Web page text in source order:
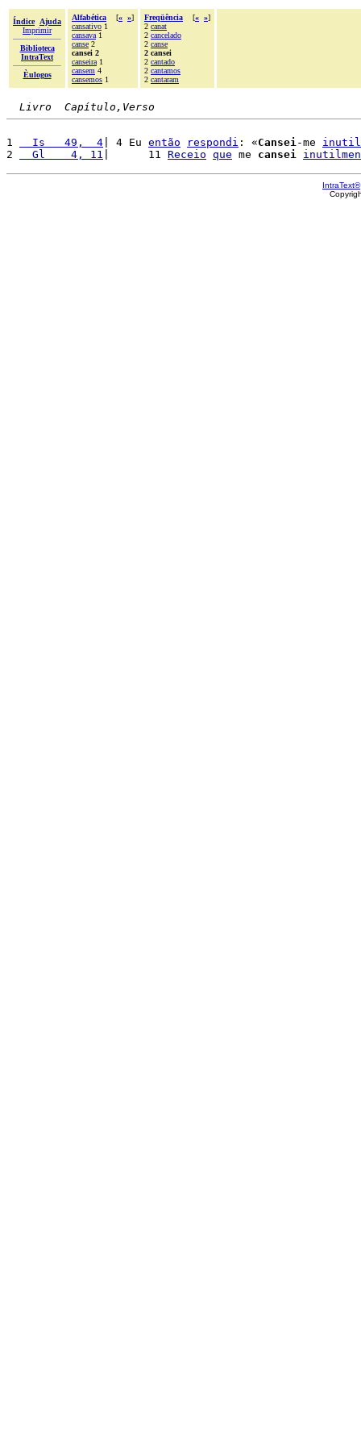
Índice
Ajuda
Imprimir
Biblioteca
IntraText
Èulogos
Alfabética [« »]
cansativo 1
cansava 1
canse 2
cansei 2
canseira 1
cansem 4
cansemos 1
Freqüência [« »]
2 canat
2 cancelado
2 canse
2 cansei
2 cantado
2 cantamos
2 cantaram
Livro  Capítulo,Verso
1
  Is   49,  4
| 4 Eu então respondi : «Cansei-me
2
  Gl    4, 11
|      11 Receio que me cansei
IntraText®